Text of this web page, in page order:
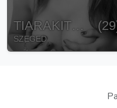
TIARAKITERA (29
SZEGED